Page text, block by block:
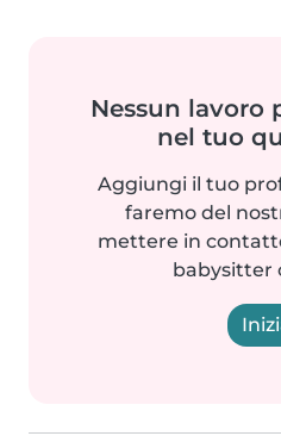
Nessun lavoro
nel tuo
Aggiungi il tuo
faremo del
mettere in
babysitter